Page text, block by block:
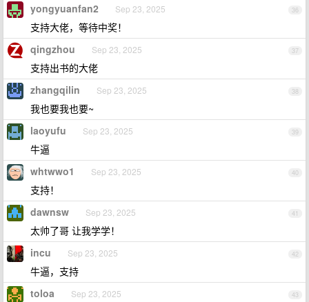
36
yongyuanfan2 Sep 23, 2025
支持大佬，等待中奖！
37
qingzhou Sep 23, 2025
支持出书的大佬
38
zhangqilin Sep 23, 2025
我也要我也要~
39
laoyufu Sep 23, 2025
牛逼
40
whtwwo1 Sep 23, 2025
支持！
41
dawnsw Sep 23, 2025
太帅了哥 让我学学！
42
incu Sep 23, 2025
牛逼，支持
43
toloa Sep 23, 2025